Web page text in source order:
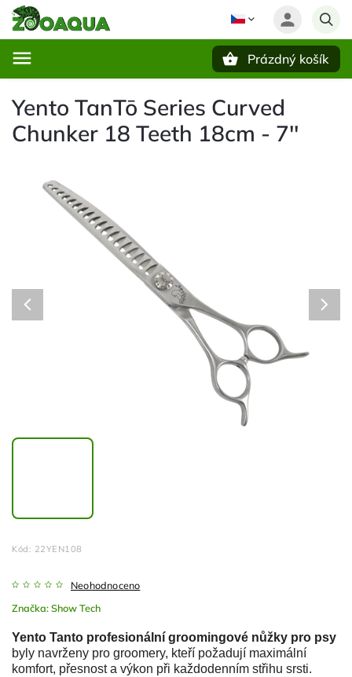
Prázdný košík
Yento TanTō Series Curved
Chunker 18 Teeth 18cm - 7''
Kód: 22YEN108
Neohodnoceno
Značka:Show Tech
Yento Tanto profesionální groomingové nůžky pro psy
byly navrženy pro groomery, kteří požadují maximální
komfort, přesnost a výkon při každodenním střihu srsti.